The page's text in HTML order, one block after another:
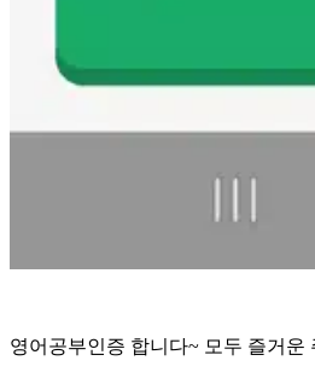
영어공부인증 합니다~ 모두 즐거운